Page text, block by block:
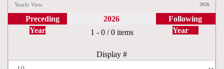
Yearly View 2026
Preceding
Year
2026
Following
Year
Pagination List Limit
1 - 0 / 0 items
Display #